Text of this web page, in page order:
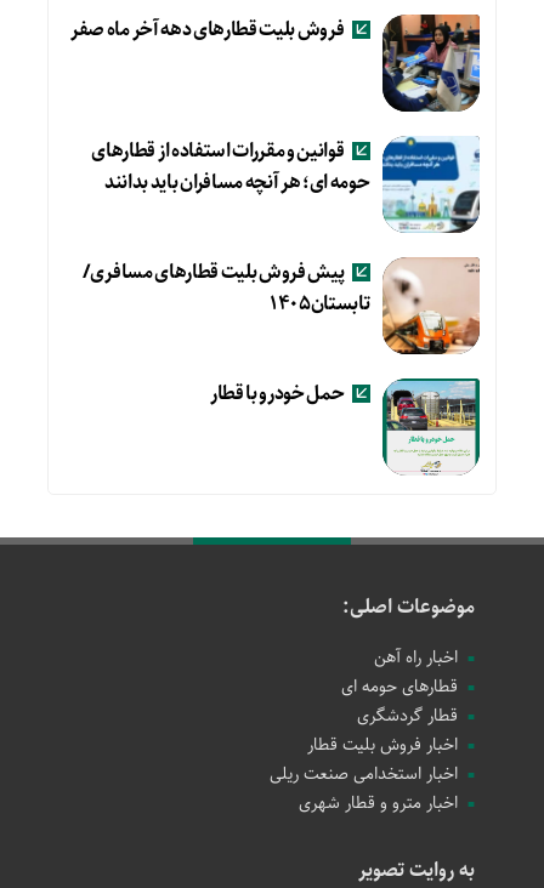
فروش بلیت قطارهای دهه آخر ماه صفر
قوانین و مقررات استفاده از قطارهای
حومه ای؛ هر آنچه مسافران باید بدانند
پیش فروش بلیت قطارهای مسافری/
تابستان۱۴۰۵
حمل خودرو با قطار
موضوعات اصلی:
اخبار راه آهن
قطارهای حومه ای
قطار گردشگری
اخبار فروش بلیت قطار
اخبار استخدامی صنعت ریلی
اخبار مترو و قطار شهری
به روایت تصویر